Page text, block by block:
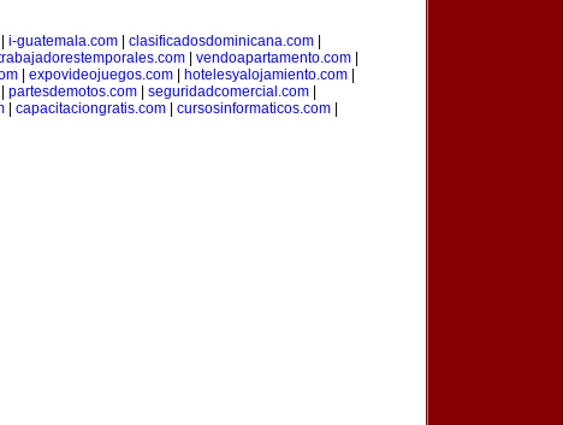
i-guatemala.com| clasificadosdominicana.com|
vendoapartamento.com
| expovideojuegos.com| hotelesyalojamiento.com|
partesdemotos.com| seguridadcomercial.com|
| capacitaciongratis.com| cursosinformaticos.com|